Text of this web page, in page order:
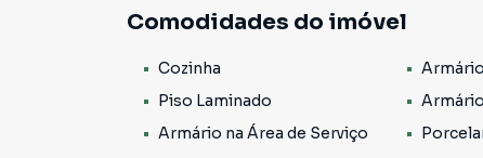
segurança e tranquilidade.
Ao entrar neste apartamento, você será
87m², este apartamento oferece espaço de
incluindo uma suíte, proporcionam
perfeita para reunir a família e os amigos.
Comodidades do imóvel
Cozinha
Piso Laminado
Armário na Área de Serviço